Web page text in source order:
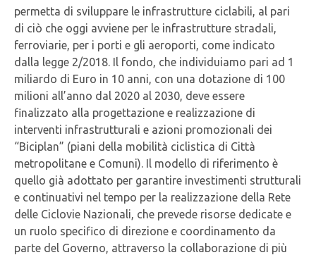
permetta di sviluppare le infrastrutture ciclabili, al pari
di ciò che oggi avviene per le infrastrutture stradali,
ferroviarie, per i porti e gli aeroporti, come indicato
dalla legge 2/2018. Il fondo, che individuiamo pari ad 1
miliardo di Euro in 10 anni, con una dotazione di 100
milioni all’anno dal 2020 al 2030, deve essere
finalizzato alla progettazione e realizzazione di
interventi infrastrutturali e azioni promozionali dei
“Biciplan” (piani della mobilità ciclistica di Città
metropolitane e Comuni). Il modello di riferimento è
quello già adottato per garantire investimenti strutturali
e continuativi nel tempo per la realizzazione della Rete
delle Ciclovie Nazionali, che prevede risorse dedicate e
un ruolo specifico di direzione e coordinamento da
parte del Governo, attraverso la collaborazione di più